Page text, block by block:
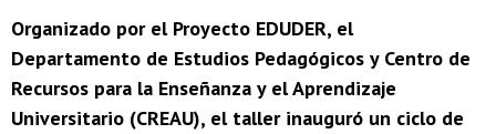
Organizado por el Proyecto EDUDER, el
Departamento de Estudios Pedagógicos y Centro de
Recursos para la Enseñanza y el Aprendizaje
Universitario (CREAU), el taller inauguró un ciclo de